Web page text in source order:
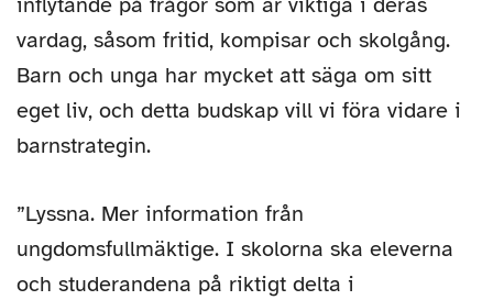
vardag, såsom fritid, kompisar och skolgång.
Barn och unga har mycket att säga om sitt
eget liv, och detta budskap vill vi föra vidare i
barnstrategin.
”Lyssna. Mer information från
ungdomsfullmäktige. I skolorna ska eleverna
och studerandena på riktigt delta i